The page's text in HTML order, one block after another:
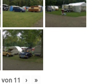
von 11 › »